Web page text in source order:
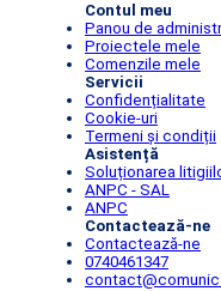
Contul meu
Panou de
Proiectele mele
Comenzile mele
Servicii
Confidențialitate
Cookie-uri
Termeni și condiții
Asistență
Soluționarea
ANPC - SAL
ANPC
Contactează-ne
Contactează-ne
0740461347